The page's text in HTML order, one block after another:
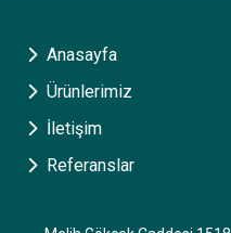
Anasayfa
Ürünlerimiz
İletişim
Referanslar